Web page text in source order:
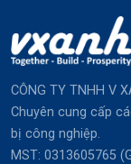
CÔNG TY TNHH V
Chuyên cung cấp
bị công nghiệp.
MST: 0313605765